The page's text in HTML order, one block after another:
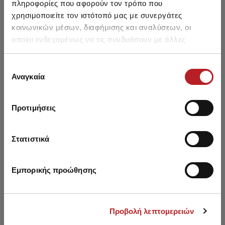
πληροφορίες που αφορούν τον τρόπο που
χρησιμοποιείτε τον ιστότοπό μας με συνεργάτες
κοινωνικών μέσων, διαφήμισης και αναλύσεων, οι
οποίοι ενδεχομένως να τις συνδυάσουν με άλλες
πληροφορίες που τους έχετε παραχωρήσει ή τις οποίες
των υπηρεσιών τους.
συγκατάθεσης
Αναγκαία
Προτιμήσεις
Στατιστικά
Εμπορικής προώθησης
Προβολή λεπτομερειών
10,55 € -15%
εξωτερικό λάστιχο
12,50 €